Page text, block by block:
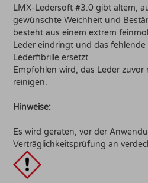
LMX-Ledersoft #3.0 gibt altem,
gewünschte Weichheit und
besteht aus einem extrem
Leder eindringt und das fehlende
Lederfibrille ersetzt.
Empfohlen wird, das Leder
reinigen.
Hinweise:
Es wird geraten, vor der
Verträglichkeitsprüfung an